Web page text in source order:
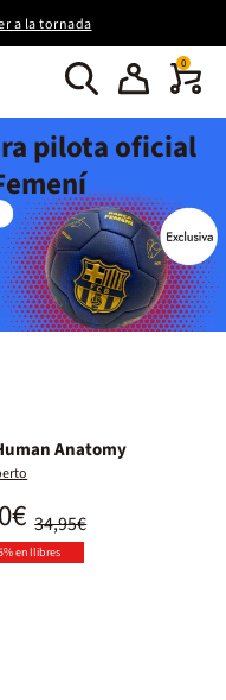
a la tornada
0
pilota oficial
Anatomy
34,95€
en llibres